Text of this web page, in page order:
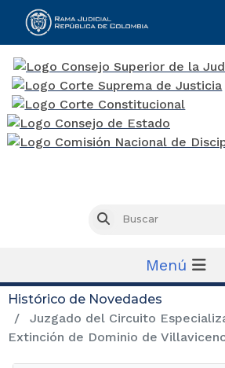
Buscar
Menú
Histórico de Novedades
Juzgado del Circuito
Extinción de Dominio de